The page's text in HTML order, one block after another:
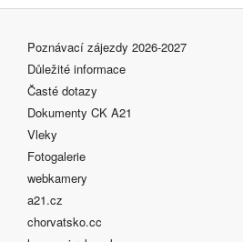
Poznávací zájezdy 2026-2027
Důležité informace
Časté dotazy
Dokumenty CK A21
Vleky
Fotogalerie
webkamery
a21.cz
chorvatsko.cc